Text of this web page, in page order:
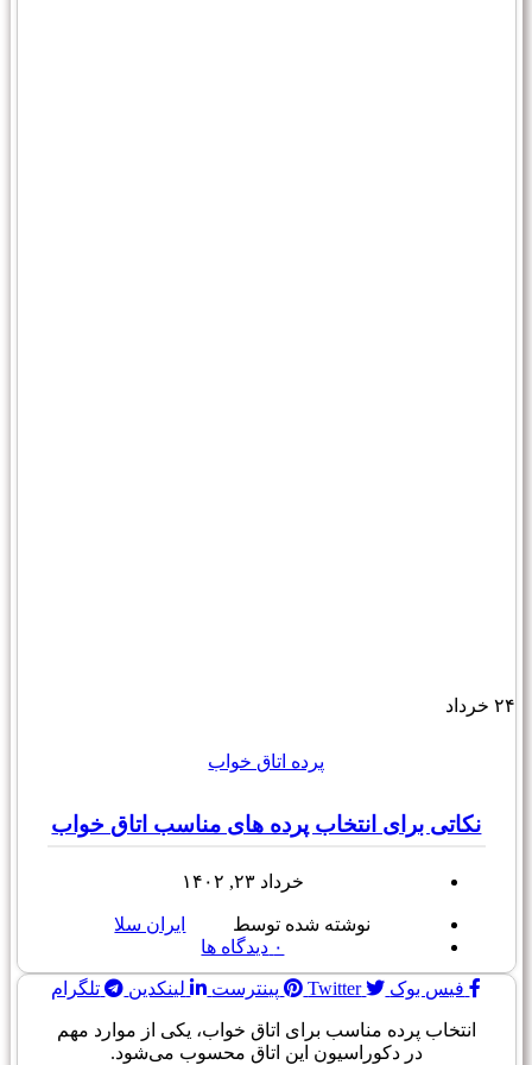
۲۴ خرداد
پرده اتاق خواب
نکاتی برای انتخاب پرده های مناسب اتاق خواب
خرداد ۲۳, ۱۴۰۲
نوشته شده توسط
ایران سلا
۰ دیدگاه ها
فیس بوک Twitter پینترست لینکدین تلگرام
انتخاب پرده مناسب برای اتاق خواب، یکی از موارد مهم
در دکوراسیون این اتاق محسوب می‌شود.